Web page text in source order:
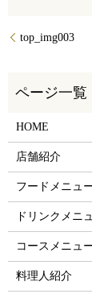
top_img003
HOME
店舗紹介
フードメニュ
ドリンクメニ
コースメニュ
料理人紹介